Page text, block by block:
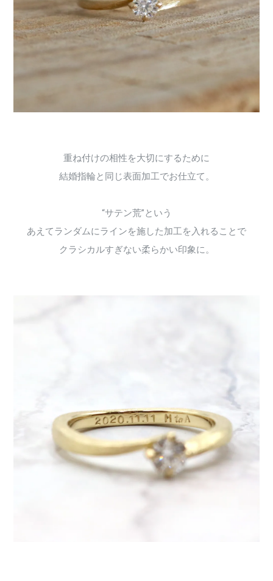
重ね付けの相性を大切にするために
結婚指輪と同じ表面加工でお仕立て。
“サテン荒”という
あえてランダムにラインを施した加工を入れることで
クラシカルすぎない柔らかい印象に。